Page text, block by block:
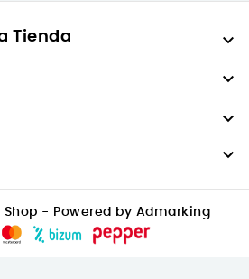
Tienda 



Shop - Powered by Admarking